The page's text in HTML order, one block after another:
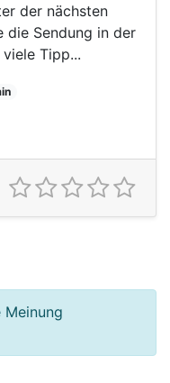
der nächsten
die Sendung in der
Tipp...
Meinung